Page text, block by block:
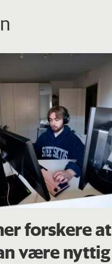
forskere at
være nyttig